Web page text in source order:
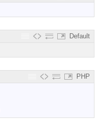
Default
PHP